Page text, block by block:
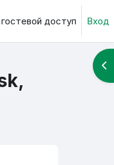
доступ Вход